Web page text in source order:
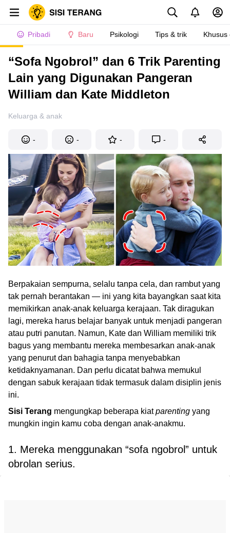
Pribadi Baru Psikologi Tips & trik Khusus
“Sofa Ngobrol” dan 6 Trik Parenting
Lain yang Digunakan Pangeran
William dan Kate Middleton
Keluarga & anak
- - - -
Berpakaian sempurna, selalu tanpa cela, dan rambut yang
tak pernah berantakan — ini yang kita bayangkan saat kita
memikirkan anak-anak keluarga kerajaan. Tak diragukan
lagi, mereka harus belajar banyak untuk menjadi pangeran
atau putri panutan. Namun, Kate dan William memiliki trik
bagus yang membantu mereka membesarkan anak-anak
yang penurut dan bahagia tanpa menyebabkan
ketidaknyamanan. Dan perlu dicatat bahwa memukul
dengan sabuk kerajaan tidak termasuk dalam disiplin jenis
ini.
Sisi Terang mengungkap beberapa kiatparenting yang
mungkin ingin kamu coba dengan anak-anakmu.
1. Mereka menggunakan “sofa ngobrol” untuk
obrolan serius.